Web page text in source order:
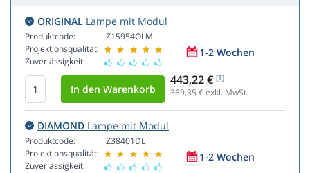
ORIGINAL Lampe mit Modul
Produktcode:
Projektionsqualität:
Zuverlässigkeit:
Z15954OLM
1-2 Wochen
443,22 € [1]
369,35 € exkl. MwSt.
DIAMOND Lampe mit Modul
Produktcode:
Projektionsqualität:
Zuverlässigkeit:
Z38401DL
1-2 Wochen